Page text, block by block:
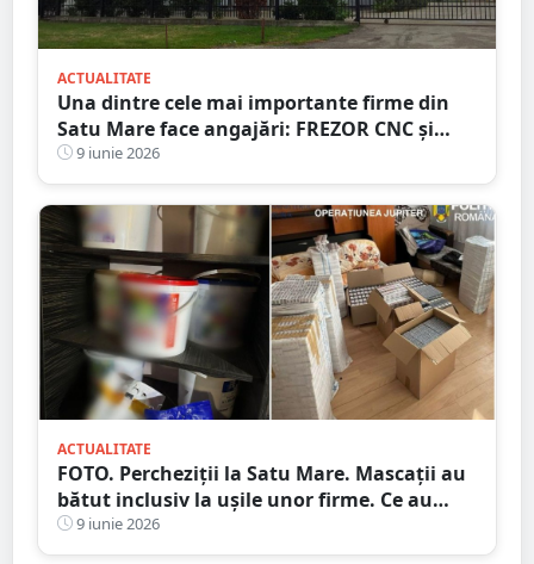
ACTUALITATE
Una dintre cele mai importante firme din
Satu Mare face angajări: FREZOR CNC și
RECTIFICATOR. Salarii atractive, premii și
masă caldă
9 iunie 2026
ACTUALITATE
FOTO. Percheziții la Satu Mare. Mascații au
bătut inclusiv la ușile unor firme. Ce au
descoperit polițiștii
9 iunie 2026